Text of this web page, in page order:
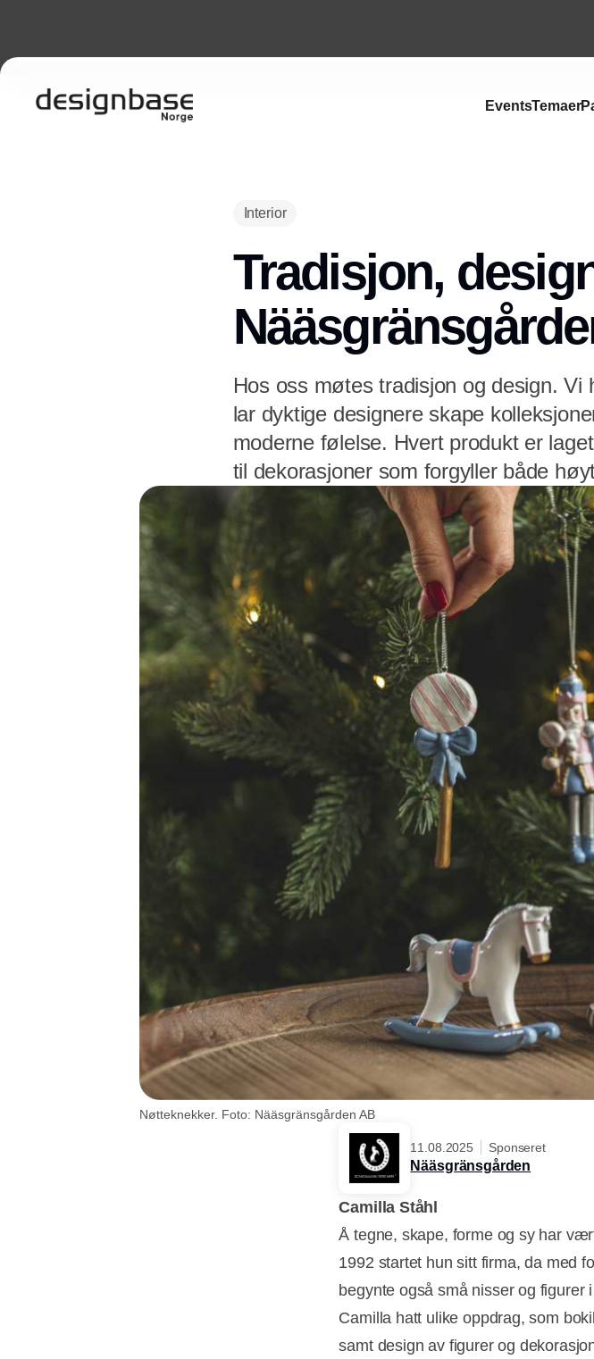
EventsTemaer
Interior
Tradisjon,
Hos oss møtes tradisjon og design.
lar dyktige designere skape
moderne følelse. Hvert produkt er
til dekorasjoner som forgyller både
Nøtteknekker. Foto: Nääsgränsgården AB
11.08.2025 Sponseret
Nääsgränsgården
Camilla Ståhl
Å tegne, skape, forme og sy har
1992 startet hun sitt firma, da med
begynte også små nisser og figurer
Camilla hatt ulike oppdrag, som
samt design av figurer og